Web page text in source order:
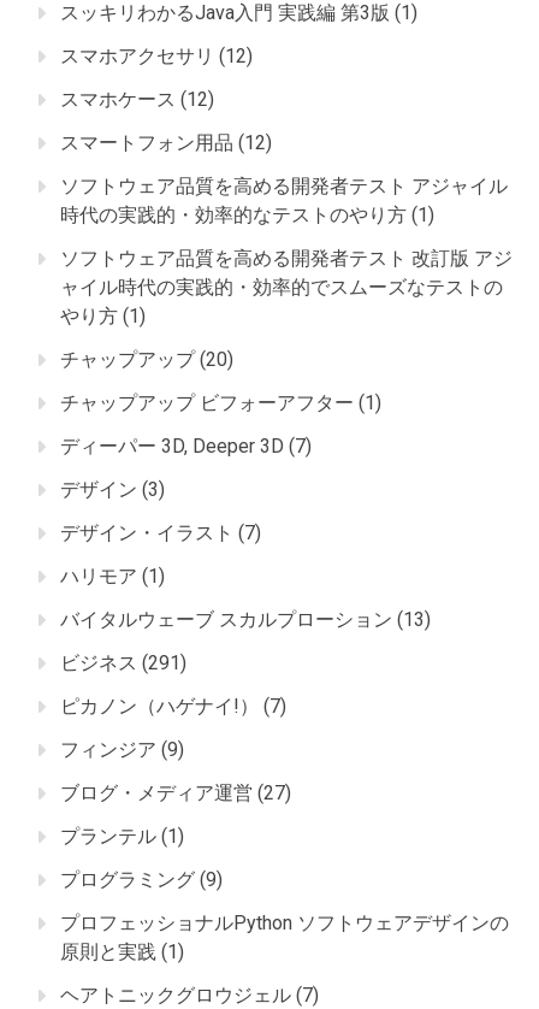
スッキリわかるJava入門 実践編 第3版 (1)
スマホアクセサリ (12)
スマホケース (12)
スマートフォン用品 (12)
ソフトウェア品質を高める開発者テスト アジャイル
時代の実践的・効率的なテストのやり方 (1)
ソフトウェア品質を高める開発者テスト 改訂版 アジ
ャイル時代の実践的・効率的でスムーズなテストの
やり方 (1)
チャップアップ(20)
チャップアップ ビフォーアフター (1)
ディーパー 3D, Deeper 3D (7)
デザイン (3)
デザイン・イラスト (7)
ハリモア (1)
バイタルウェーブ スカルプローション (13)
ビジネス (291)
ピカノン（ハゲナイ!）
(7)
フィンジア (9)
ブログ・メディア運営 (27)
プランテル (1)
プログラミング (9)
プロフェッショナルPython ソフトウェアデザインの
原則と実践 (1)
ヘアトニックグロウジェル (7)